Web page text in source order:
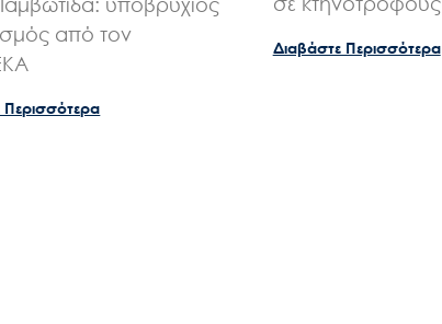
Έργα
από τον
Περισσότερα
Διαβάστε Περισσότερα